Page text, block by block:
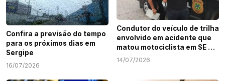
Confira a previsão do tempo
para os próximos dias em
Sergipe
16/07/2026
Condutor do veículo de trilha
envolvido em acidente que
matou motociclista em SE é
identificado
14/07/2026